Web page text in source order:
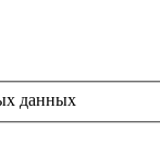
данных